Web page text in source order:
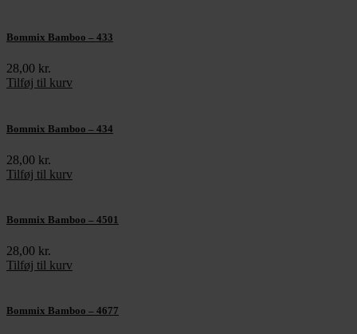
Bommix Bamboo – 433
28,00 kr.
Tilføj til kurv
Bommix Bamboo – 434
28,00 kr.
Tilføj til kurv
Bommix Bamboo – 4501
28,00 kr.
Tilføj til kurv
Bommix Bamboo – 4677